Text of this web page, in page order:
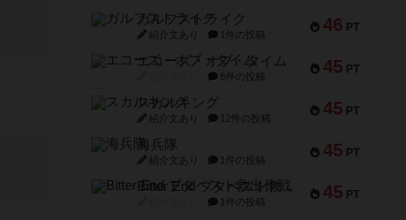
46 PT
ガルフストライク
紹介文あり 1件の投稿
45 PT
エコーズ・オブ・タイム
8件の投稿
45 PT
スカルキング
紹介文あり 12件の投稿
45 PT
海兵隊
紹介文あり 1件の投稿
45 PT
Bitter End ブタペスト救出作戦
1件の投稿